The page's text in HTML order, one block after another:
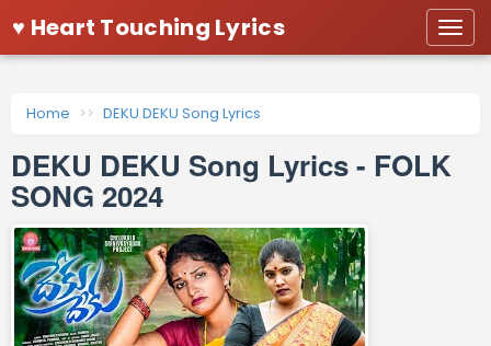
♥ Heart Touching Lyrics
Home DEKU DEKU Song Lyrics
DEKU DEKU Song Lyrics - FOLK
SONG 2024